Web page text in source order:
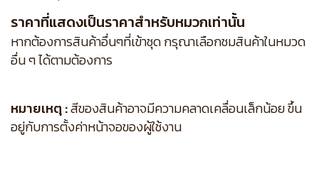
ราคาที่แสดงเป็นราคาสำหรับหมวกเท่านั้น
หากต้องการสินค้าอื่นๆที่เข้าชุด กรุณาเลือกชมสินค้าในหมวด
อื่น ๆ ได้ตามต้องการ
หมายเหตุ :สีของสินค้าอาจมีความคลาดเคลื่อนเล็กน้อย ขึ้น
อยู่กับการตั้งค่าหน้าจอของผู้ใช้งาน